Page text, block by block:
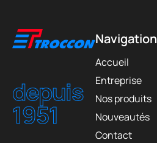
depuis
1951
Navigation
Accueil
Entreprise
Nos produits
Nouveautés
Contact